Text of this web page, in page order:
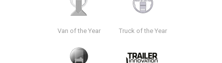
Van of the Year Truck of the Year